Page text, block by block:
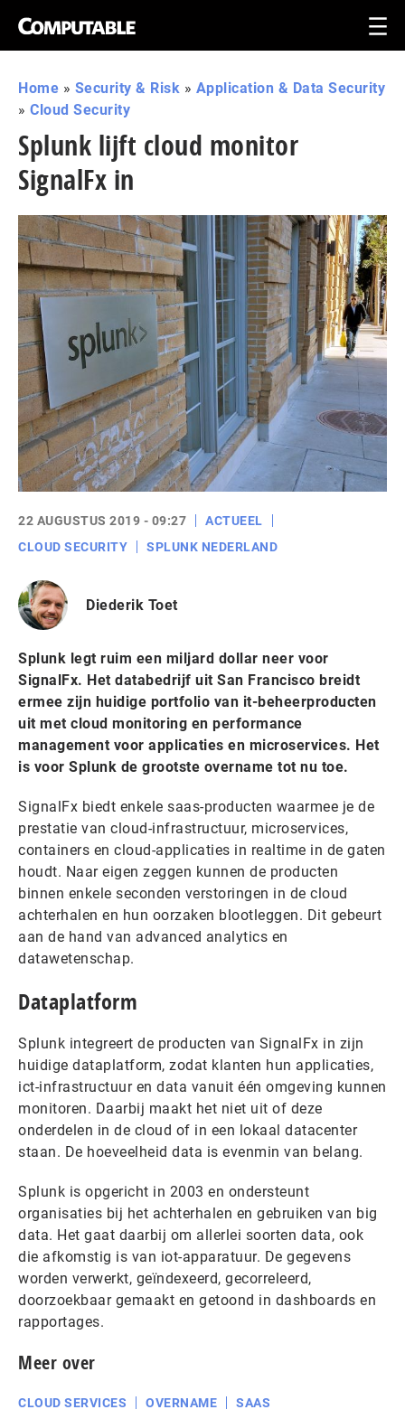
Home » Security & Risk » Application & Data Security
» Cloud Security
Splunk lijft cloud monitor
SignalFx in
22 AUGUSTUS 2019 - 09:27
ACTUEEL
CLOUD SECURITY
SPLUNK NEDERLAND
Diederik Toet
Splunk legt ruim een miljard dollar neer voor
SignalFx. Het databedrijf uit San Francisco breidt
ermee zijn huidige portfolio van it-beheerproducten
uit met cloud monitoring en performance
management voor applicaties en microservices. Het
is voor Splunk de grootste overname tot nu toe.
SignalFx biedt enkele saas-producten waarmee je de
prestatie van cloud-infrastructuur, microservices,
containers en cloud-applicaties in realtime in de gaten
houdt. Naar eigen zeggen kunnen de producten
binnen enkele seconden verstoringen in de cloud
achterhalen en hun oorzaken blootleggen. Dit gebeurt
aan de hand van advanced analytics en
datawetenschap.
Dataplatform
Splunk integreert de producten van SignalFx in zijn
huidige dataplatform, zodat klanten hun applicaties,
ict-infrastructuur en data vanuit één omgeving kunnen
monitoren. Daarbij maakt het niet uit of deze
onderdelen in de cloud of in een lokaal datacenter
staan. De hoeveelheid data is evenmin van belang.
Splunk is opgericht in 2003 en ondersteunt
organisaties bij het achterhalen en gebruiken van big
data. Het gaat daarbij om allerlei soorten data, ook
die afkomstig is van iot-apparatuur. De gegevens
worden verwerkt, geïndexeerd, gecorreleerd,
doorzoekbaar gemaakt en getoond in dashboards en
rapportages.
Meer over
CLOUD SERVICES OVERNAME SAAS